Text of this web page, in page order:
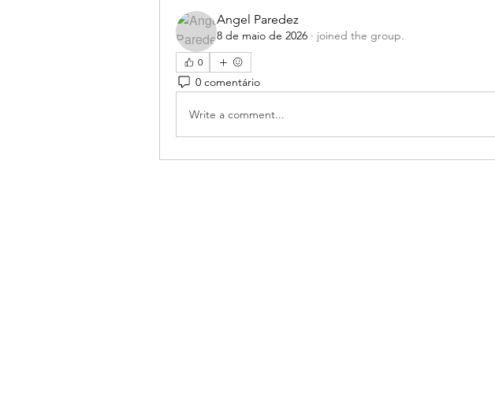
Angel Paredez
8 de maio de 2026 · joined the group.
0
0 comentário
Write a comment...